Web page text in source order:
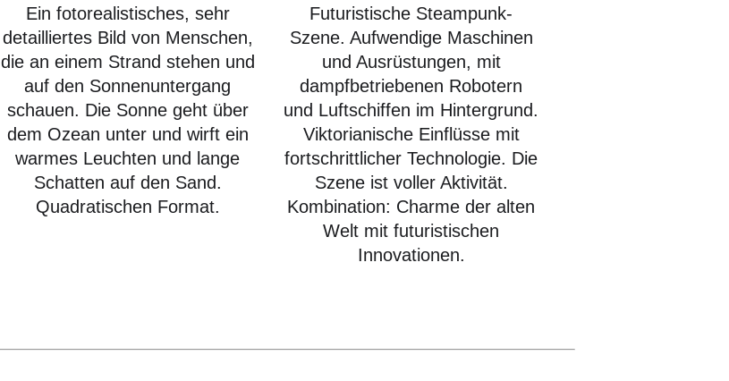
Ein fotorealistisches, sehr
detailliertes Bild von Menschen,
die an einem Strand stehen und
auf den Sonnenuntergang
schauen. Die Sonne geht über
dem Ozean unter und wirft ein
warmes Leuchten und lange
Schatten auf den Sand.
Quadratischen Format.
Futuristische Steampunk-
Szene. Aufwendige Maschinen
und Ausrüstungen, mit
dampfbetriebenen Robotern
und Luftschiffen im Hintergrund.
Viktorianische Einflüsse mit
fortschrittlicher Technologie. Die
Szene ist voller Aktivität.
Kombination: Charme der alten
Welt mit futuristischen
Innovationen.